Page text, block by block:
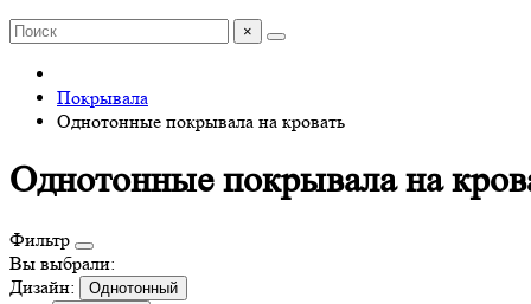
×
Покрывала
Однотонные покрывала на кровать
Однотонные покрывала на
Фильтр
Вы выбрали:
Дизайн:
Однотонный